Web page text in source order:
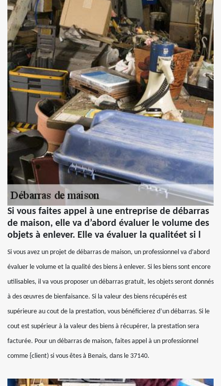
Si vous faites appel à une entreprise de débarras
de maison, elle va d’abord évaluer le volume des
objets à enlever. Elle va évaluer la qualitéet si l
Si vous avez un projet de débarras de maison, un professionnel va d’abord
évaluer le volume et la qualité des biens à enlever. Si les biens sont encore
utilisables, il va vous proposer un débarras gratuit, les objets seront donnés
à des œuvres de bienfaisance. Si la valeur des biens récupérés est
supérieure au cout de la prestation, vous bénéficierez d’un débarras. Si le
cout est supérieur à la valeur des biens à récupérer, la prestation sera
facturée. Pour un débarras de maison, faites appel à un professionnel
comme {client) si vous êtes à Benais, dans le 37140.